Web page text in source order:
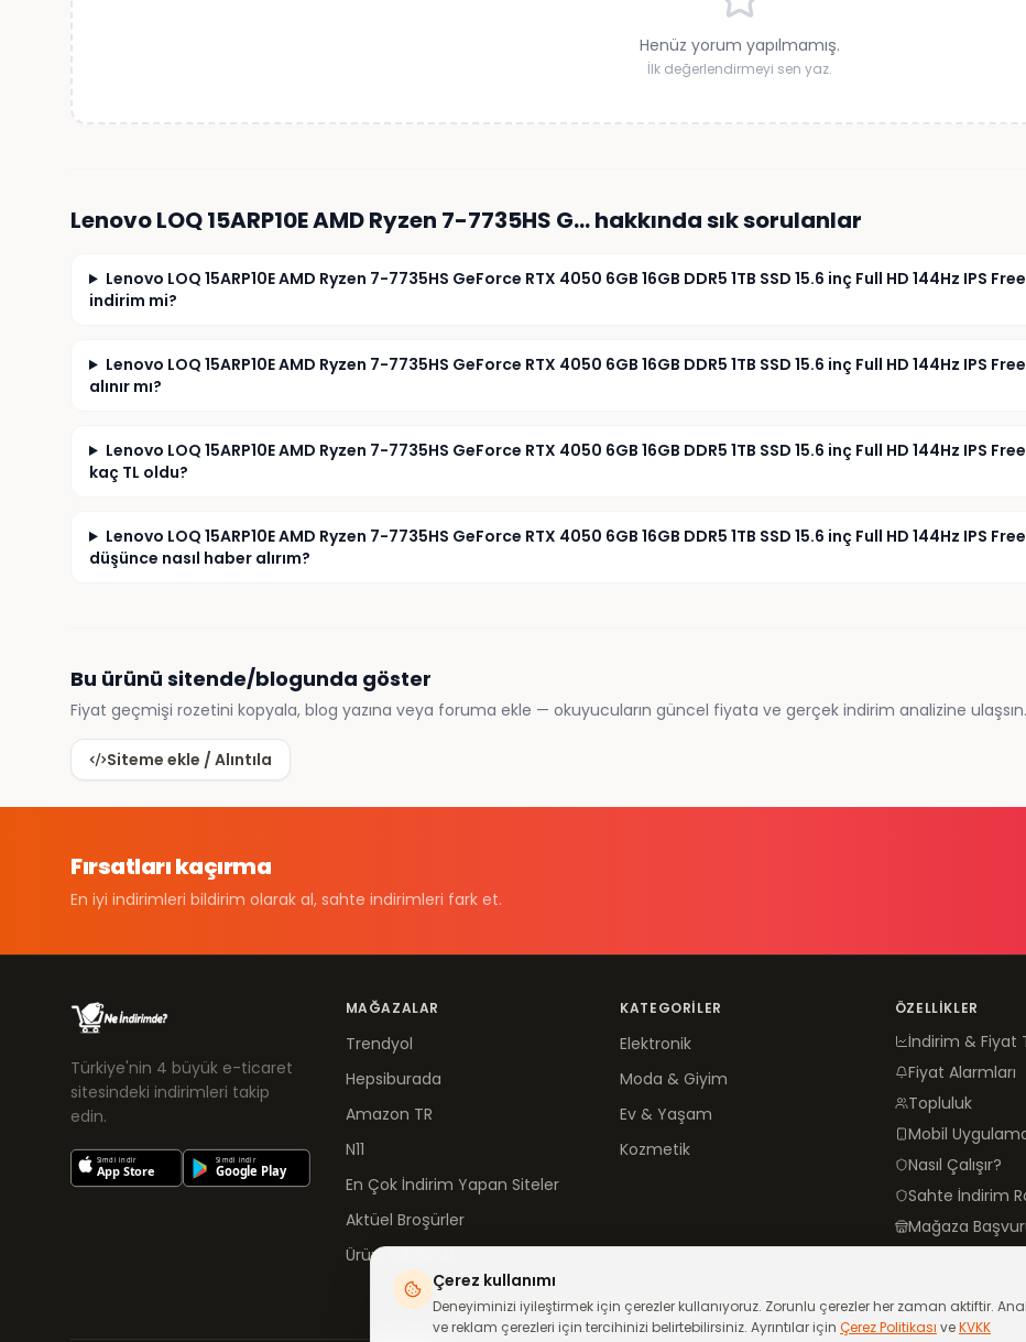
Henüz yorum yapılmamış.
İlk değerlendirmeyi sen yaz.
Lenovo LOQ 15ARP10E AMD Ryzen 7-7735HS G…hakkında sık sorulanlar
Lenovo LOQ 15ARP10E AMD Ryzen 7-7735HS GeForce RTX 4050 6GB 16GB DDR5 1TB SSD 15.6 inç Full HD 144Hz
indirim mi?
Lenovo LOQ 15ARP10E AMD Ryzen 7-7735HS GeForce RTX 4050 6GB 16GB DDR5 1TB SSD 15.6 inç Full HD 144Hz IPS
alınır mı?
Lenovo LOQ 15ARP10E AMD Ryzen 7-7735HS GeForce RTX 4050 6GB 16GB DDR5 1TB SSD 15.6 inç Full HD 144Hz
kaç TL oldu?
Lenovo LOQ 15ARP10E AMD Ryzen 7-7735HS GeForce RTX 4050 6GB 16GB DDR5 1TB SSD 15.6 inç Full HD 144Hz
düşünce nasıl haber alırım?
Bu ürünü sitende/blogunda göster
Fiyat geçmişi rozetini kopyala, blog yazına veya foruma ekle — okuyucuların güncel fiyata ve gerçek indirim analizine ulaşsın.
Siteme ekle / Alıntıla
Fırsatları kaçırma
En iyi indirimleri bildirim olarak al, sahte indirimleri fark et.
Türkiye'nin 4 büyük e-ticaret
sitesindeki indirimleri takip
edin.
MAĞAZALAR
Trendyol
Hepsiburada
Amazon TR
N11
En Çok İndirim Yapan Siteler
Aktüel Broşürler
Ürün Takibe Al
KATEGORILER
Elektronik
Moda & Giyim
Ev & Yaşam
Kozmetik
ÖZELLIKLER
İndirim & Fiyat
Fiyat Alarmları
Topluluk
Mobil
Nasıl Çalışır?
Sahte İndirim
Mağaza
Çerez kullanımı
Deneyiminizi iyileştirmek için çerezler kullanıyoruz. Zorunlu çerezler her zaman aktiftir.
ve reklam çerezleri için tercihinizi belirtebilirsiniz. Ayrıntılar için Çerez Politikası veKVKK